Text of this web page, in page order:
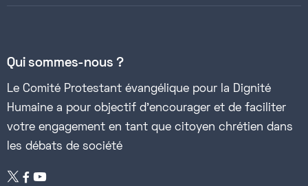
Qui sommes-nous ?
Le Comité Protestant évangélique pour la Dignité
Humaine a pour objectif d’encourager et de faciliter
votre engagement en tant que citoyen chrétien dans
les débats de société
 